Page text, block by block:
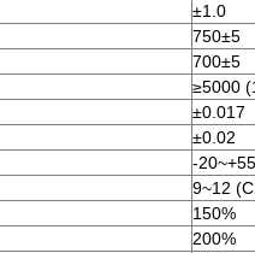
±1.0
750±5
700±5
≥5000
±0.017
±0.02
-20~+55
9~12
150%
200%